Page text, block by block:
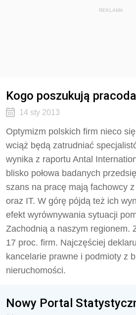
REKLAMA
Kogo poszukują
14 sty 2013
Optymizm polskich firm nieco
wciąż będą zatrudniać
wynika z raportu Antal
blisko połowa badanych
szans na pracę mają fachowcy
oraz IT. W górę pójdą też ich
efekt wyrównywania sytuacji
Zachodnią a naszym regionem.
17 proc. firm. Najczęściej
kancelarie prawne i podmioty z
nieruchomości.
Nowy Portal